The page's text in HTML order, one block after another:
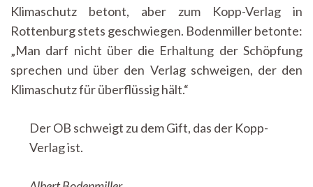
Klimaschutz betont, aber zum Kopp-Verlag in
Rottenburg stets geschwiegen. Bodenmiller betonte:
„Man darf nicht über die Erhaltung der Schöpfung
sprechen und über den Verlag schweigen, der den
Klimaschutz für überflüssig hält.“
Der OB schweigt zu dem Gift, das der Kopp-
Verlag ist.